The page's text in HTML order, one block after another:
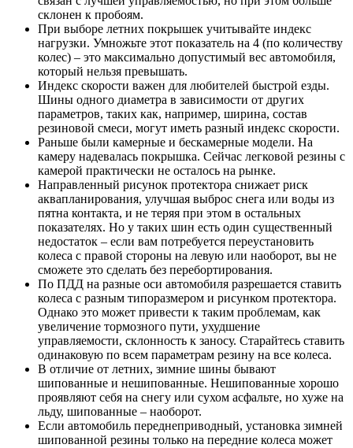
склонен к пробоям.
При выборе летних покрышек учитывайте индекс
нагрузки. Умножьте этот показатель на 4 (по количеству
колес) – это максимально допустимый вес автомобиля,
который нельзя превышать.
Индекс скорости важен для любителей быстрой езды.
Шины одного диаметра в зависимости от других
параметров, таких как, например, ширина, состав
резиновой смеси, могут иметь разный индекс скорости.
Раньше были камерные и бескамерные модели. На
камеру надевалась покрышка. Сейчас легковой резины с
камерой практически не осталось на рынке.
Направленный рисунок протектора снижает риск
аквапланирования, улучшая выброс снега или воды из
пятна контакта, и не теряя при этом в остальных
показателях. Но у таких шин есть один существенный
недостаток – если вам потребуется переустановить
колеса с правой стороны на левую или наоборот, вы не
сможете это сделать без перебортирования.
По ПДД на разные оси автомобиля разрешается ставить
колеса с разным типоразмером и рисунком протектора.
Однако это может привести к таким проблемам, как
увеличение тормозного пути, ухудшение
управляемости, склонность к заносу. Старайтесь ставить
одинаковую по всем параметрам резину на все колеса.
В отличие от летних, зимние шины бывают
шипованные и нешипованные. Нешипованные хорошо
проявляют себя на снегу или сухом асфальте, но хуже на
льду, шипованные – наоборот.
Если автомобиль переднеприводный, установка зимней
шипованной резины только на передние колеса может